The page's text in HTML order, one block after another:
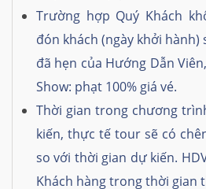
Trường hợp Quý Khách
đón khách (ngày khởi hành)
đã hẹn của Hướng Dẫn
Show: phạt 100% giá vé.
Thời gian trong chương
kiến, thực tế tour sẽ có
so với thời gian dự kiến.
Khách hàng trong thời gian